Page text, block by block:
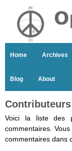
Home Archives
Blog About
Voici la liste des
commentaires.
commentaires dans